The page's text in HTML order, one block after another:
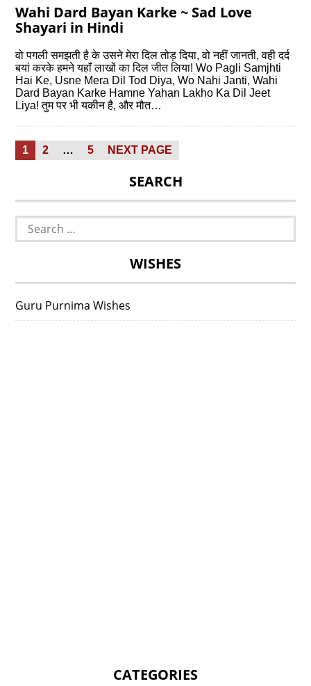
Wahi Dard Bayan Karke ~ Sad Love
Shayari in Hindi
वो पगली समझती है के उसने मेरा दिल तोड़ दिया, वो नहीं जानती, वही दर्द
बयां करके हमने यहाॅं लाखों का दिल जीत लिया! Wo Pagli Samjhti
Hai Ke, Usne Mera Dil Tod Diya, Wo Nahi Janti, Wahi
Dard Bayan Karke Hamne Yahan Lakho Ka Dil Jeet
Liya! तुम पर भी यकीन है, और मौत…
Posts
pagination
PAGE
1 PAGE
2 … PAGE
5 NEXT PAGE
SEARCH
Search
for:
WISHES
Guru Purnima Wishes
CATEGORIES